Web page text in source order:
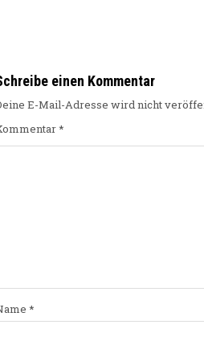
einen Kommentar
E-Mail-Adresse wird nicht
*
*